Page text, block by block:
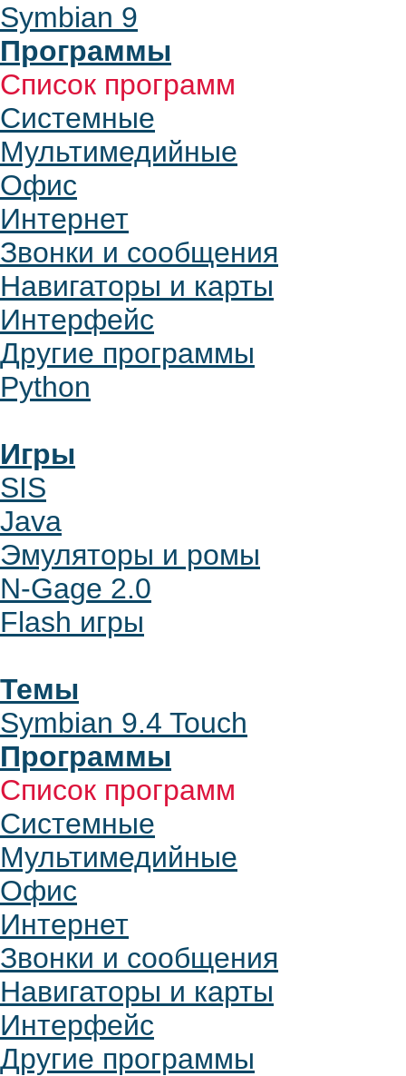
Symbian 9
Программы
Список программ
Системные
Мультимедийные
Офис
Интернет
Звонки и сообщения
Навигаторы и карты
Интерфейс
Другие программы
Python
Игры
SIS
Java
Эмуляторы и ромы
N-Gage 2.0
Flash игры
Темы
Symbian 9.4 Touch
Программы
Список программ
Системные
Мультимедийные
Офис
Интернет
Звонки и сообщения
Навигаторы и карты
Интерфейс
Другие программы